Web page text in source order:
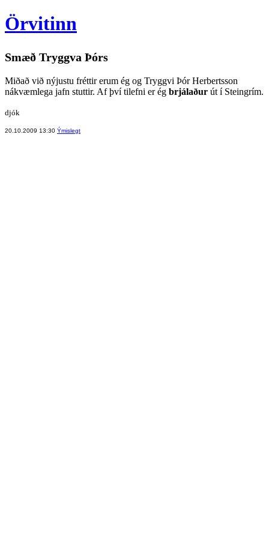
Örvitinn
Smæð Tryggva Þórs
Miðað við nýjustu fréttir erum ég og Tryggvi Þór Herbertsson
nákvæmlega jafn stuttir. Af því tilefni er ég brjálaður út í Steingrím.
djók
20.10.2009 13:30 Ýmislegt